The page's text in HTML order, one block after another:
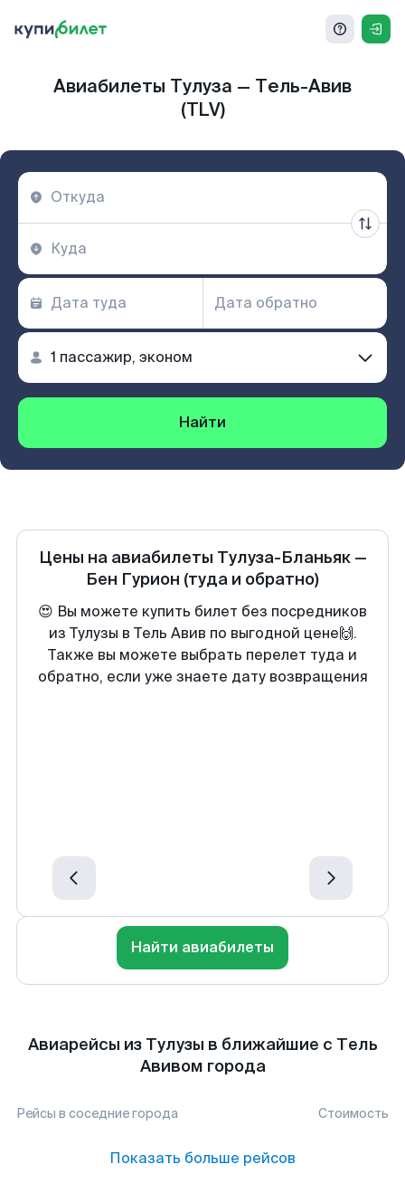
Авиабилеты Тулуза — Тель-Авив
(TLV)
Найти
Цены на авиабилеты Тулуза-Бланьяк—
Бен Гурион (туда и обратно)
😍 Вы можете купить билет без посредников
из Тулузы в Тель Авив по выгодной цене🙌.
Также вы можете выбрать перелет туда и
обратно, если уже знаете дату возвращения
Найти авиабилеты
Авиарейсы из Тулузы в ближайшие с Тель
Авивом города
Рейсы в соседние города Стоимость
Показать больше рейсов